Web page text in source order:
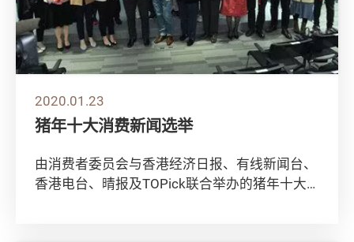
2020.01.23
猪年十大消费新闻选举
由消费者委员会与香港经济日报、有线新闻台、
香港电台、晴报及TOPick联合举办的猪年十大